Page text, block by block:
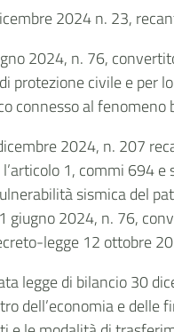
2024 n. 23,
2024, n. 76,
protezione civile e per
connesso al fenomeno
2024, n. 207
1, commi 694
sismica del
2024, n. 76,
legge 12 ottobre
legge di bilancio 30
dell’economia e